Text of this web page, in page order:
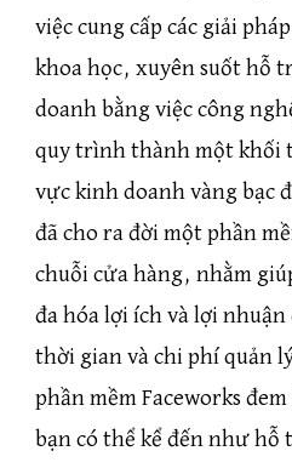
việc cung cấp các giải
khoa học, xuyên suốt hỗ
doanh bằng việc công
quy trình thành một khối
vực kinh doanh vàng bạc
đã cho ra đời một phần
chuỗi cửa hàng, nhằm
đa hóa lợi ích và lợi
thời gian và chi phí quản
phần mềm Faceworks
bạn có thể kể đến như